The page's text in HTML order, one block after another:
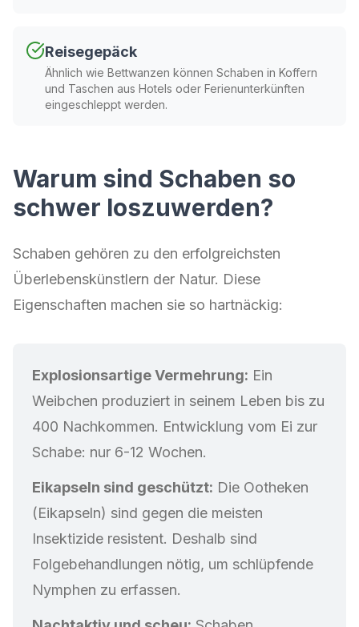
Reisegepäck
Ähnlich wie Bettwanzen können Schaben in Koffern
und Taschen aus Hotels oder Ferienunterkünften
eingeschleppt werden.
Warum sind Schaben so
schwer loszuwerden?
Schaben gehören zu den erfolgreichsten
Überlebenskünstlern der Natur. Diese
Eigenschaften machen sie so hartnäckig:
Explosionsartige Vermehrung: Ein
Weibchen produziert in seinem Leben bis zu
400 Nachkommen. Entwicklung vom Ei zur
Schabe: nur 6-12 Wochen.
Eikapseln sind geschützt: Die Ootheken
(Eikapseln) sind gegen die meisten
Insektizide resistent. Deshalb sind
Folgebehandlungen nötig, um schlüpfende
Nymphen zu erfassen.